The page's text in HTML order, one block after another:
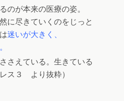
のが本来の医療の姿。
に尽きていくのをじっと
迷いが大きく、
さえている。生きている
ス３ より抜粋）